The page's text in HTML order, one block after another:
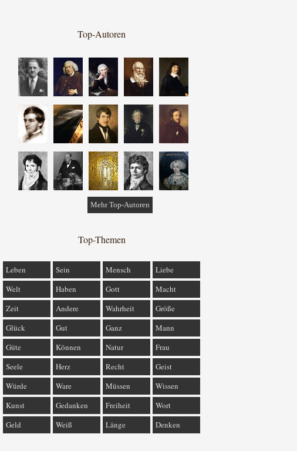
Top-Autoren
Mehr Top-Autoren
Top-Themen
Leben Sein Mensch
Liebe
Welt
Haben Gott
Macht
Zeit
Andere Wahrheit
Größe
Glück
Gut Ganz
Mann
Güte
Können Natur
Frau
Seele
Herz Recht
Geist
Würde
Ware Müssen
Wissen
Kunst
Gedanken Freiheit
Wort
Geld
Weiß Länge Denken